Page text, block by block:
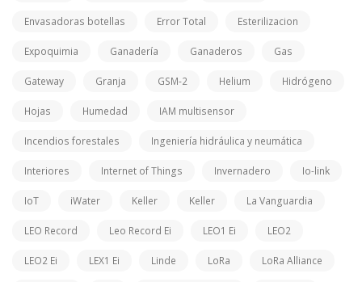
Envasadoras botellas Error Total Esterilizacion
Expoquimia Ganadería Ganaderos Gas
Gateway Granja GSM-2 Helium Hidrógeno
Hojas Humedad IAM multisensor
Incendios forestales Ingeniería hidráulica y neumática
Interiores Internet of Things Invernadero Io-link
IoT iWater Keller Keller La Vanguardia
LEO Record Leo Record Ei LEO1 Ei LEO2
LEO2 Ei LEX1 Ei Linde LoRa LoRa Alliance